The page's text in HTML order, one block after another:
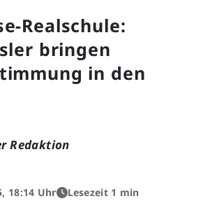
Realschule:
bringen
in den
Redaktion
18:14 Uhr Lesezeit 1 min